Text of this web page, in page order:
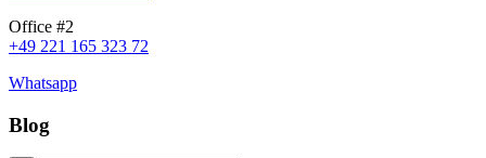
Office #2
+49 221 165 323 72
Whatsapp
Blog